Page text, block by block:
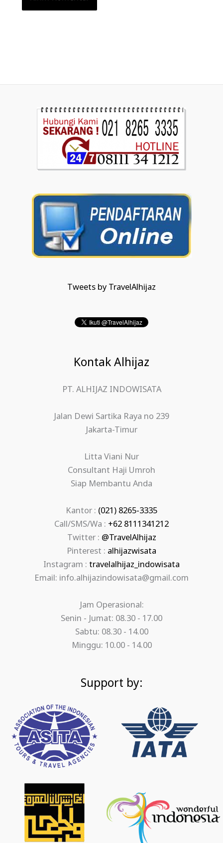
Tweets by TravelAlhijaz
Kontak Alhijaz
PT. ALHIJAZ INDOWISATA
Jalan Dewi Sartika Raya no 239
Jakarta-Timur
Litta Viani Nur
Consultant Haji Umroh
Siap Membantu Anda
Kantor : (021) 8265-3335
Call/SMS/Wa : +62 8111341212
Twitter : @TravelAlhijaz
Pinterest : alhijazwisata
Instagram : travelalhijaz_indowisata
Email: info.alhijazindowisata@gmail.com
Jam Operasional:
Senin - Jumat: 08.30 - 17.00
Sabtu: 08.30 - 14.00
Minggu: 10.00 - 14.00
Support by: